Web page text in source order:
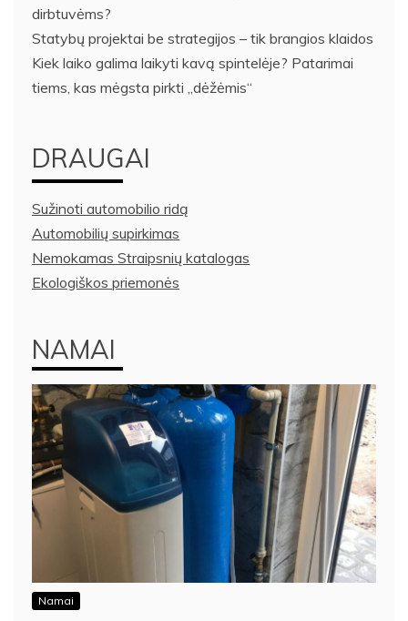
dirbtuvėms?
Statybų projektai be strategijos – tik brangios klaidos
Kiek laiko galima laikyti kavą spintelėje? Patarimai
tiems, kas mėgsta pirkti „dėžėmis“
DRAUGAI
Sužinoti automobilio ridą
Automobilių supirkimas
Nemokamas Straipsnių katalogas
Ekologiškos priemonės
NAMAI
Namai